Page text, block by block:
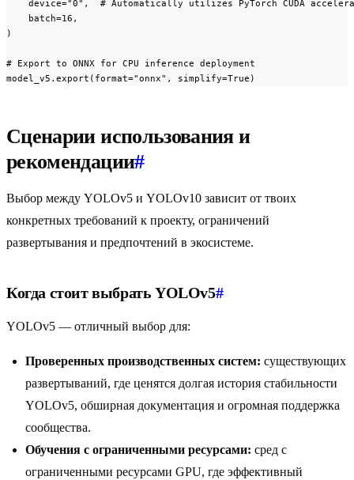
device="0",  # Automatically utilizes PyTorch CUDA
    batch=16,
)
# Export to ONNX for CPU inference deployment
model_v5.export(format="onnx", simplify=True)
Сценарии использования и
рекомендации#
Выбор между YOLOv5 и YOLOv10 зависит от твоих
конкретных требований к проекту, ограничений
развертывания и предпочтений в экосистеме.
Когда стоит выбрать YOLOv5#
YOLOv5 — отличный выбор для:
Проверенных производственных систем: существующих
развертываний, где ценятся долгая история стабильности
YOLOv5, обширная документация и огромная поддержка
сообщества.
Обучения с ограниченными ресурсами: сред с
ограниченными ресурсами GPU, где эффективный